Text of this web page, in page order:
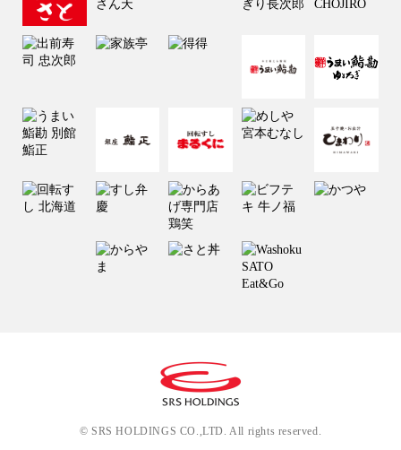
© SRS HOLDINGS CO.,LTD. All rights reserved.